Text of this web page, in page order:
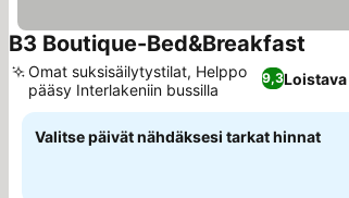
B3 Boutique-Bed&Breakfast
9,3Loistava
Omat suksisäilytystilat, Helppo
pääsy Interlakeniin bussilla
Valitse päivät nähdäksesi tarkat hinnat